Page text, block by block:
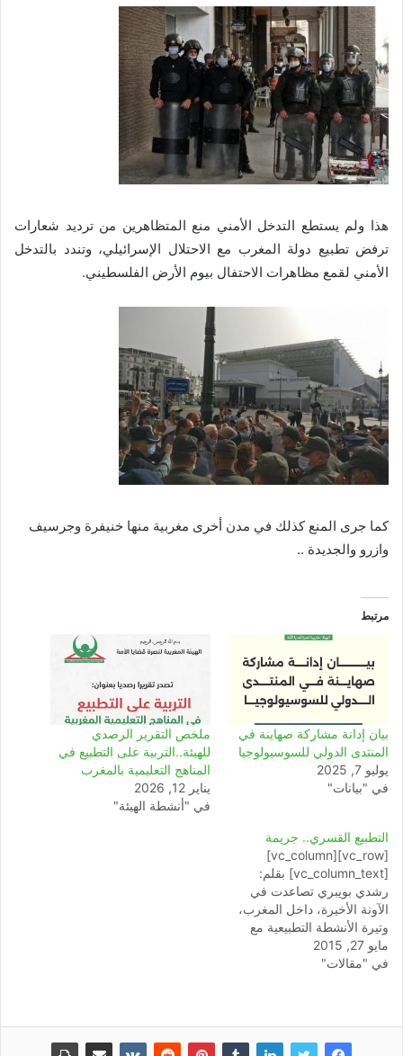
هذا ولم يستطع التدخل الأمني منع المتظاهرين من ترديد شعارات
ترفض تطبيع دولة المغرب مع الاحتلال الإسرائيلي، وتندد بالتدخل
الأمني لقمع مظاهرات الاحتفال بيوم الأرض الفلسطيني.
كما جرى المنع كذلك في مدن أخرى مغربية منها خنيفرة وجرسيف
وازرو والجديدة ..
مرتبط
بيان إدانة مشاركة صهاينة في
المنتدى الدولي للسوسيولوجيا
يوليو 7, 2025
في "بيانات"
ملخص التقرير الرصدي
للهيئة..التربية على التطبيع في
المناهج التعليمية بالمغرب
يناير 12, 2026
في "أنشطة الهيئة"
التطبيع القسري.. جريمة
[vc_row][vc_column]
[vc_column_text] بقلم:
رشدي بويبري تصاعدت في
الآونة الأخيرة، داخل المغرب،
وتيرة الأنشطة التطبيعية مع
الكيان الصهيوني المجرم
والغاصب، وتعددت أنماطها
مايو 27, 2015
في "مقالات"